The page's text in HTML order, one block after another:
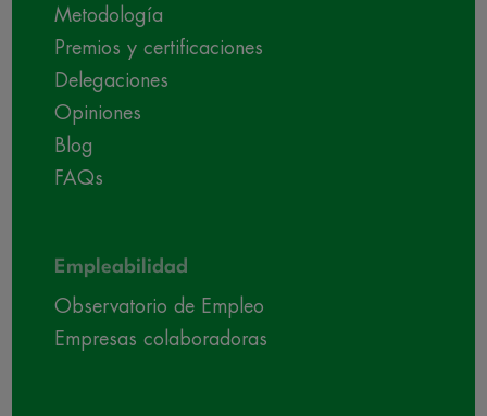
Metodología
Premios y certificaciones
Delegaciones
Opiniones
Blog
FAQs
Empleabilidad
Observatorio de Empleo
Empresas colaboradoras